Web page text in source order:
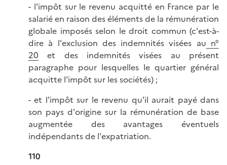
- l'impôt sur le revenu acquitté en France par le
salarié en raison des éléments de la rémunération
globale imposés selon le droit commun (c'est-à-
dire à l'exclusion des indemnités visées au n°
20 et des indemnités visées au présent
paragraphe pour lesquelles le quartier général
acquitte l'impôt sur les sociétés) ;
- et l'impôt sur le revenu qu'il aurait payé dans
son pays d'origine sur la rémunération de base
augmentée des avantages éventuels
indépendants de l'expatriation.
110